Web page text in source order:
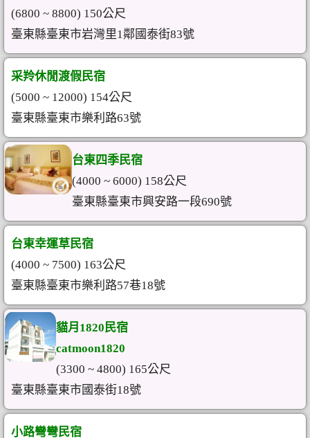
(6800 ~ 8800) 150公尺
臺東縣臺東市岩灣里1鄰國泰街83號
采羚休閒渡假民宿
(5000 ~ 12000) 154公尺
臺東縣臺東市樂利路63號
台東四季民宿
(4000 ~ 6000) 158公尺
臺東縣臺東市興安路一段690號
台東幸運草民宿
(4000 ~ 7500) 163公尺
臺東縣臺東市樂利路57巷18號
貓月1820民宿
catmoon1820
(3300 ~ 4800) 165公尺
臺東縣臺東市國泰街18號
小路彎彎民宿